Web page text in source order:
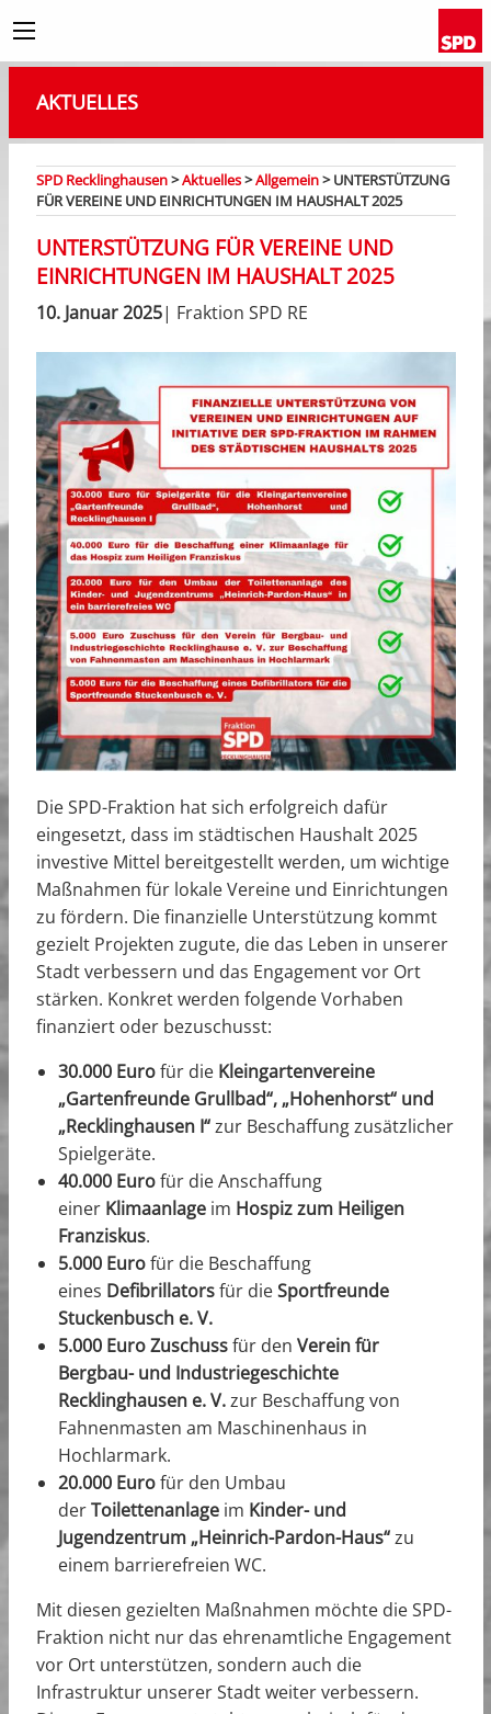
AKTUELLES
SPD Recklinghausen>Aktuelles>Allgemein>UNTERSTÜTZUNG
FÜR VEREINE UND EINRICHTUNGEN IM HAUSHALT 2025
UNTERSTÜTZUNG FÜR VEREINE UND
EINRICHTUNGEN IM HAUSHALT 2025
10. Januar 2025| Fraktion SPD RE
Die SPD-Fraktion hat sich erfolgreich dafür
eingesetzt, dass im städtischen Haushalt 2025
investive Mittel bereitgestellt werden, um wichtige
Maßnahmen für lokale Vereine und Einrichtungen
zu fördern. Die finanzielle Unterstützung kommt
gezielt Projekten zugute, die das Leben in unserer
Stadt verbessern und das Engagement vor Ort
stärken. Konkret werden folgende Vorhaben
finanziert oder bezuschusst:
30.000 Eurofür die Kleingartenvereine
„Gartenfreunde Grullbad“, „Hohenhorst“ und
„Recklinghausen I“zur Beschaffung zusätzlicher
Spielgeräte.
40.000 Eurofür die Anschaffung
einer Klimaanlageim Hospiz zum Heiligen
Franziskus.
5.000 Eurofür die Beschaffung
eines Defibrillatorsfür dieSportfreunde
Stuckenbusch e. V.
5.000 Euro Zuschussfür den Verein für
Bergbau- und Industriegeschichte
Recklinghausen e. V.zur Beschaffung von
Fahnenmasten am Maschinenhaus in
Hochlarmark.
20.000 Eurofür den Umbau
derToilettenanlageim Kinder- und
Jugendzentrum „Heinrich-Pardon-Haus“zu
einem barrierefreien WC.
Mit diesen gezielten Maßnahmen möchte die SPD-
Fraktion nicht nur das ehrenamtliche Engagement
vor Ort unterstützen, sondern auch die
Infrastruktur unserer Stadt weiter verbessern.